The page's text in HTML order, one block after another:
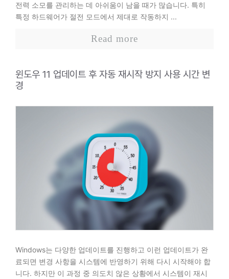
전력 소모를 관리하는 데 아쉬움이 남을 때가 많습니다. 특히
특정 하드웨어가 절전 모드에서 제대로 작동하지 ...
Read more
윈도우 11 업데이트 후 자동 재시작 방지 사용 시간 변
경
Windows는 다양한 업데이트를 진행하고 이런 업데이트가 완
료되면 변경 사항을 시스템에 반영하기 위해 다시 시작해야 합
니다. 하지만 이 과정 중 의도치 않은 상황에서 시스템이 재시